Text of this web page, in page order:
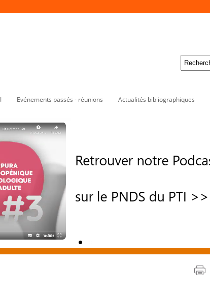
Evénements passés - réunions Actualités bibliographiques